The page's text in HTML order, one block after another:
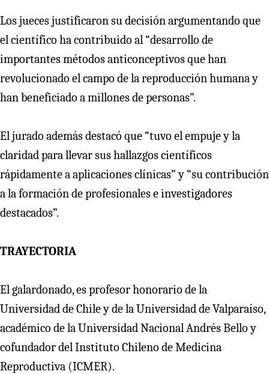
Los jueces justificaron su decisión argumentando que
el científico ha contribuido al “desarrollo de
importantes métodos anticonceptivos que han
revolucionado el campo de la reproducción humana y
han beneficiado a millones de personas”.
El jurado además destacó que “tuvo el empuje y la
claridad para llevar sus hallazgos científicos
rápidamente a aplicaciones clínicas” y “su contribución
a la formación de profesionales e investigadores
destacados”.
TRAYECTORIA
El galardonado, es profesor honorario de la
Universidad de Chile y de la Universidad de Valparaíso,
académico de la Universidad Nacional Andrés Bello y
cofundador del Instituto Chileno de Medicina
Reproductiva (ICMER).